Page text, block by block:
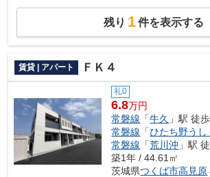
残り 1件を表示する
賃貸 | アパート ＦＫ４
礼0
6.8万円
常磐線 「牛久 」駅 徒
常磐線 「ひたち野うし
常磐線 「荒川沖 」駅
築1年 / 44.61㎡
茨城県つくば市高見原